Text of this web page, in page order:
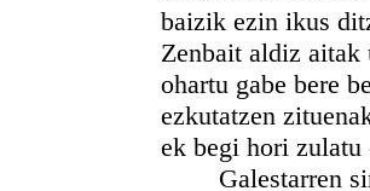
baizik ezin ikus
Zenbait aldiz aitak
ohartu gabe bere
ezkutatzen
ek begi hori zulatu
Galestarren